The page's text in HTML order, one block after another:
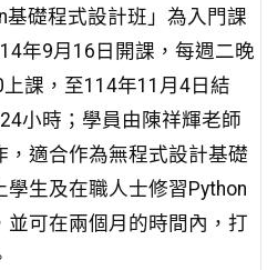
基礎程式設計班」為入門課
年9月16日開課，每週二晚
上課，至114年11月4日結
小時；學員由陳祥輝老師
，適合作為無程式設計基礎
學生及在職人士修習Python
並可在兩個月的時間內，打